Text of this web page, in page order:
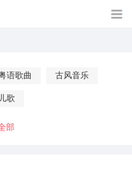
语歌曲 古风音乐
儿歌
部